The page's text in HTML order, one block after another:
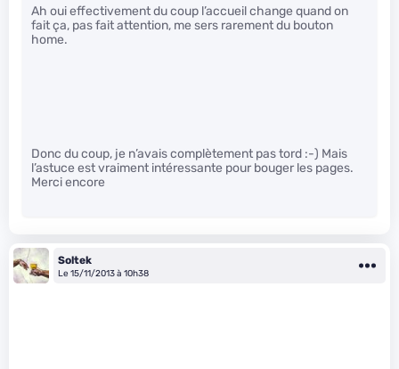
Ah oui effectivement du coup l’accueil change quand on
fait ça, pas fait attention, me sers rarement du bouton
home.
Donc du coup, je n’avais complètement pas tord :-) Mais
l’astuce est vraiment intéressante pour bouger les pages.
Merci encore
Soltek
Le 15/11/2013 à 10h38